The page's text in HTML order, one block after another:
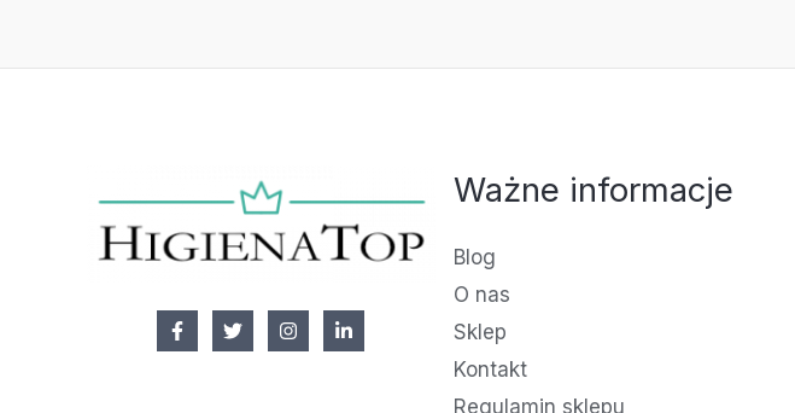
Ważne informacje
Blog
O nas
Sklep
Kontakt
Regulamin sklepu